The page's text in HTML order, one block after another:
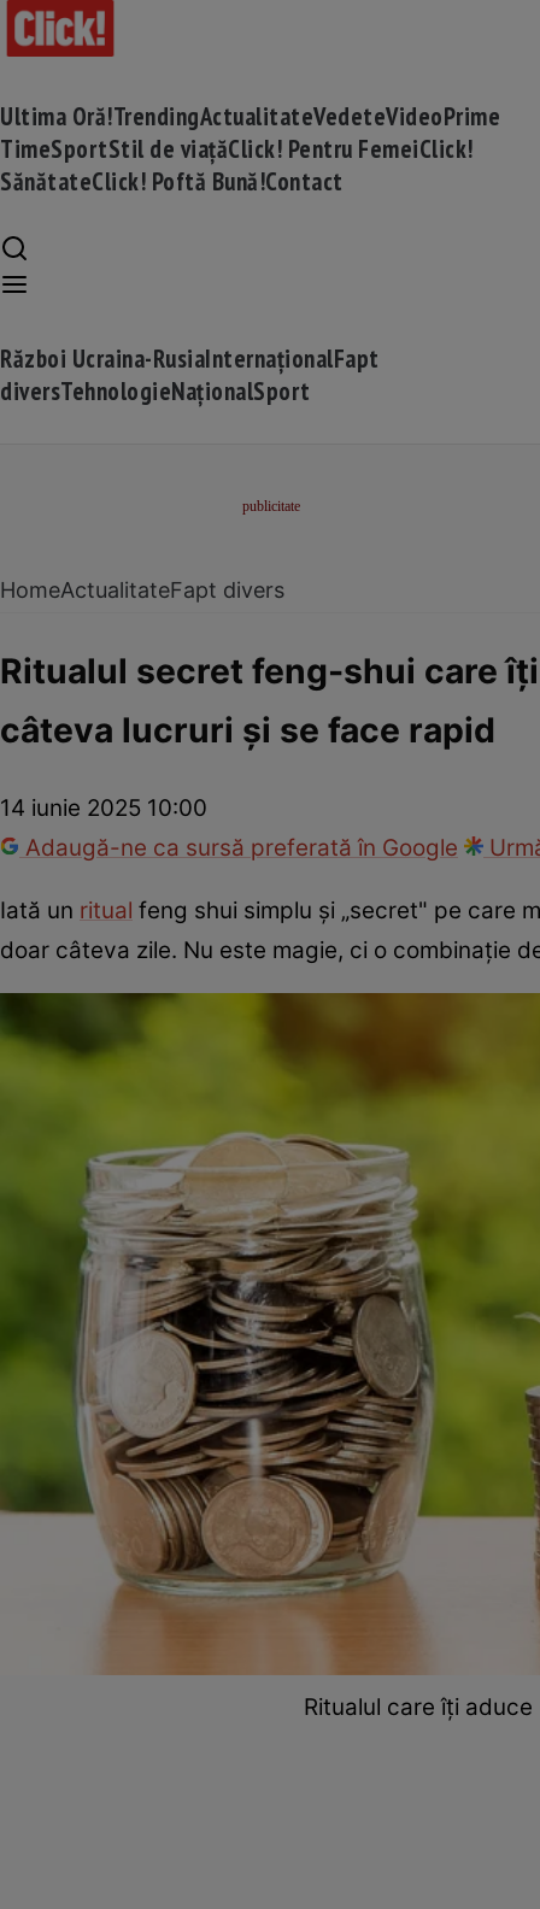
Ultima Oră!TrendingActualitateVedeteVideoPrime
TimeSportStil de viațăClick! Pentru FemeiClick!
SănătateClick! Poftă Bună!Contact
Război Ucraina-RusiaInternaționalFapt
diversTehnologieNaționalSport
HomeActualitateFapt divers
Ritualul secret feng-shui care
câteva lucruri și se face rapid
14 iunie 2025 10:00
Adaugă-ne ca sursă preferată în Google
Iată un ritual feng shui simplu și „secret" pe care
doar câteva zile. Nu este magie, ci o combinație
Ritualul care îți aduce